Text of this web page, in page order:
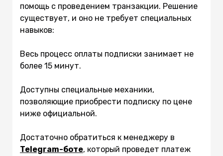
помощь с проведением транзакции. Решение
существует, и оно не требует специальных
навыков:
Весь процесс оплаты подписки занимает не
более 15 минут.
Доступны специальные механики,
позволяющие приобрести подписку по цене
ниже официальной.
Достаточно обратиться к менеджеру в
Telegram-боте, который проведет платеж